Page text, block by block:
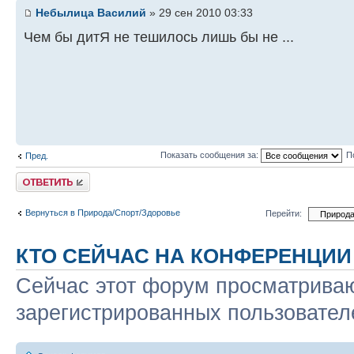
Небылица Василий » 29 сен 2010 03:33
Чем бы дитЯ не тешилось лишь бы не ...
Пред. Показать сообщения за:
Ответить
Вернуться в Природа/Спорт/Здоровье Перейти:
КТО СЕЙЧАС НА КОНФЕРЕНЦИИ
Сейчас этот форум
зарегистрированных